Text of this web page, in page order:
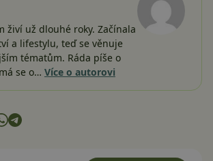
živí už dlouhé roky. Začínala
a lifestylu, teď se věnuje
tématům. Ráda píše o
se o… Více o autorovi